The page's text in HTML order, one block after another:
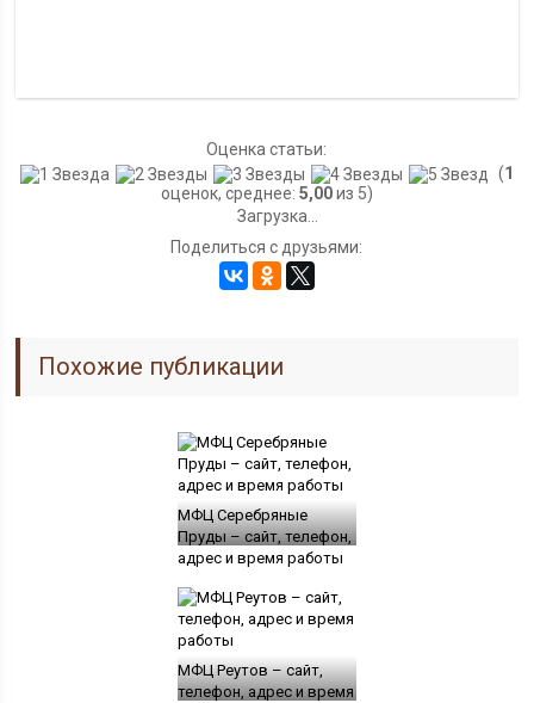
Оценка статьи:
(1
оценок, среднее: 5,00из 5)
Загрузка...
Поделиться с друзьями:
Похожие публикации
МФЦ Серебряные
Пруды – сайт, телефон,
адрес и время работы
МФЦ Реутов – сайт,
телефон, адрес и время